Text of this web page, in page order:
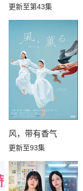
更新至第43集
风，带有香气
更新至93集